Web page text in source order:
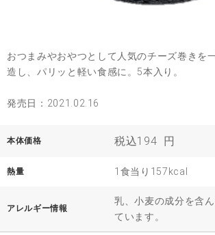
おつまみやおやつとして人気のチーズ巻きを
造し、パリッと軽い食感に。5本入り。
発売日：2021.02.16
本体価格 税込194 円
熱量 1食当り157kcal
アレルギー情報
乳、小麦の成分を含
ています。